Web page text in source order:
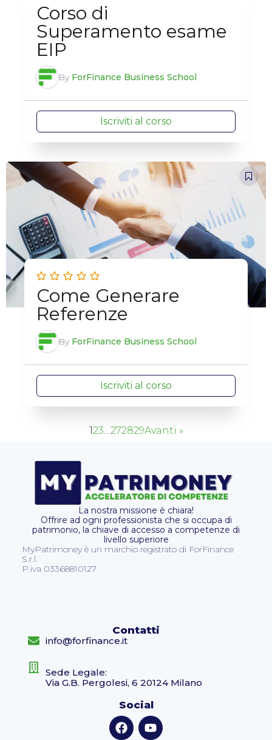
Corso di
Superamento esame
EIP
By ForFinance Business School
Iscriviti al corso
Come Generare
Referenze
By ForFinance Business School
Iscriviti al corso
123…272829Avanti »
La nostra missione è chiara!
Offrire ad ogni professionista che si occupa di
patrimonio, la chiave di accesso a competenze di
livello superiore
MyPatrimoney è un marchio registrato di ForFinance
S.r.l.
P.iva 03368810127
Contatti
info@forfinance.it
Sede Legale:
Via G.B. Pergolesi, 6 20124 Milano
Social